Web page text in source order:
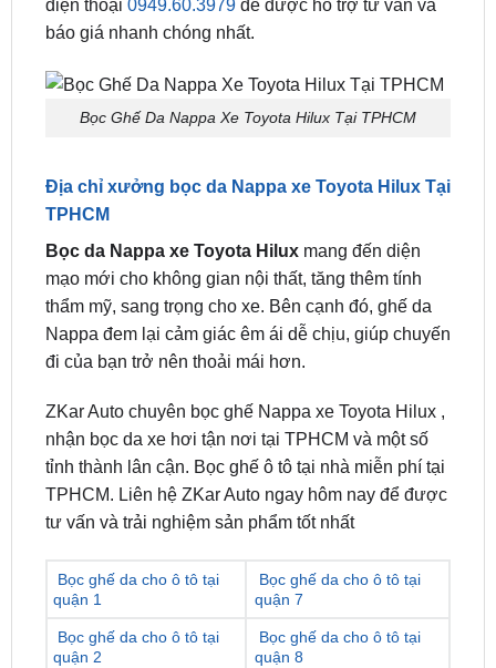
Địa chỉ xưởng bọc da Nappa xe Toyota Hilux Tại
Bọc da Nappa xe Toyota Hiluxmang đến diện
mạo mới cho không gian nội thất, tăng thêm tính
thẩm mỹ, sang trọng cho xe. Bên cạnh đó, ghế da
Nappa đem lại cảm giác êm ái dễ chịu, giúp chuyến
đi của bạn trở nên thoải mái hơn.
ZKar Auto chuyên bọc ghế Nappa xe Toyota Hilux ,
tỉnh thành lân cận. Bọc ghế ô tô tại nhà miễn phí tại
TPHCM. Liên hệ ZKar Auto ngay hôm nay để được
tư vấn và trải nghiệm sản phẩm tốt nhất
Bọc ghế da cho ô tô tại
Bọc ghế da cho ô tô tại
Bọc ghế da cho ô tô tại
quận 2
Bọc ghế da cho ô tô tại
quận 8
Bọc ghế da cho ô tô tại
quận 3
Bọc ghế da cho ô tô tại
quận 9